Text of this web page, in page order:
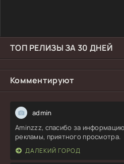
ТОП РЕЛИЗЫ ЗА 30 ДНЕЙ
Комментируют
admin
Aminzzz, спасибо за
рекламы, приятного просмотра.
ДАЛЕКИЙ ГОРОД